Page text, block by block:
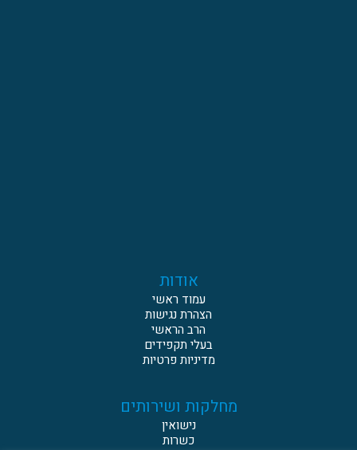
אודות
עמוד ראשי
הצהרת נגישות
הרב הראשי
בעלי תקפידים
מדיניות פרטיות
מחלקות ושירותים
נישואין
כשרות